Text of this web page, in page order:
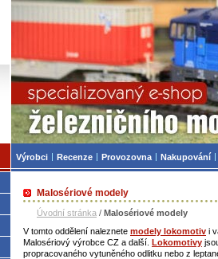
Malosériové modely
Úvodní stránka / Malosériové modely
V tomto oddělení naleznete modely lokomotiv i
Malosériový výrobce CZ a další. Lokomotivy
propracovaného vytuněného odlitku nebo z
Železniční modelářství,
Výrobci Recenze Provozovna Nakupování